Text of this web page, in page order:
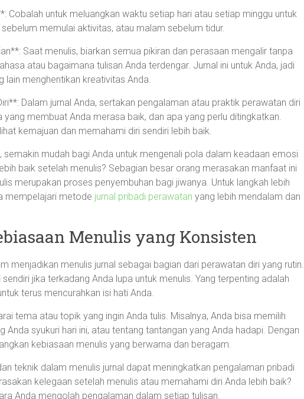
Cobalah untuk meluangkan waktu setiap hari atau setiap minggu untuk
memulai aktivitas, atau malam sebelum tidur.
Saat menulis, biarkan semua pikiran dan perasaan mengalir tanpa
atau bagaimana tulisan Anda terdengar. Jurnal ini untuk Anda, jadi
lain menghentikan kreativitas Anda.
Dalam jurnal Anda, sertakan pengalaman atau praktik perawatan diri
yang membuat Anda merasa baik, dan apa yang perlu ditingkatkan.
kemajuan dan memahami diri sendiri lebih baik.
semakin mudah bagi Anda untuk mengenali pola dalam keadaan emosi
baik setelah menulis? Sebagian besar orang merasakan manfaat ini
merupakan proses penyembuhan bagi jiwanya. Untuk langkah lebih
mempelajari metode jurnal pribadi perawatan yang lebih mendalam dan
Menulis yang Konsisten
menjadikan menulis jurnal sebagai bagian dari perawatan diri yang rutin.
jika terkadang Anda lupa untuk menulis. Yang terpenting adalah
terus mencurahkan isi hati Anda.
tema atau topik yang ingin Anda tulis. Misalnya, Anda bisa memilih
Anda syukuri hari ini, atau tentang tantangan yang Anda hadapi. Dengan
kebiasaan menulis yang berwarna dan beragam.
teknik dalam menulis jurnal dapat meningkatkan pengalaman pribadi
kelegaan setelah menulis atau memahami diri Anda lebih baik?
Anda mengolah pengalaman dalam setiap tulisan.